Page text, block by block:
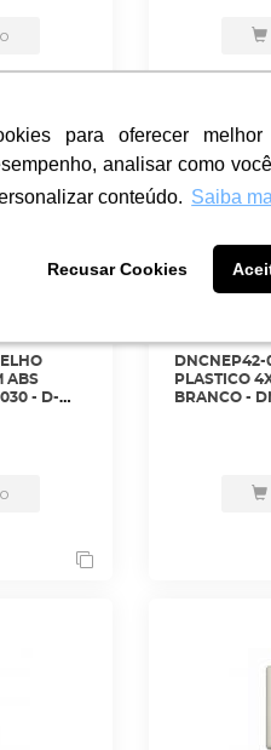
para oferecer melhor
analisar como
conteúdo. Saiba
Recusar Cookies
para oferecer melhor
analisar como
conteúdo. Saiba
Recusar Cookies
ABS
- D-
PLASTICO
BRANCO -